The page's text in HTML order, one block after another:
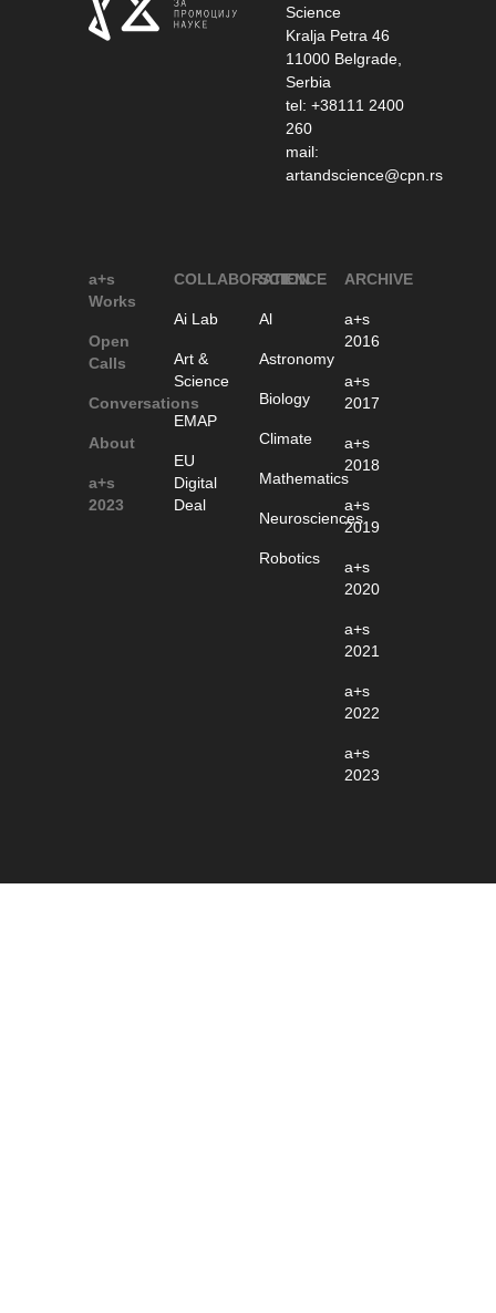
Science
Kralja Petra 46
11000 Belgrade,
Serbia
tel: +38111 2400
260
mail:
artandscience@cpn.rs
a+s
Works
Open
Calls
Conversations
About
a+s
2023
COLLABORATION
Ai Lab
Art &
Science
EMAP
EU
Digital
Deal
SCIENCE
Al
Astronomy
Biology
Climate
Mathematics
Neurosciences
Robotics
ARCHIVE
a+s
2016
a+s
2017
a+s
2018
a+s
2019
a+s
2020
a+s
2021
a+s
2022
a+s
2023